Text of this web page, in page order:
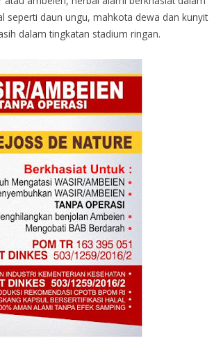
seperti daun ungu, mahkota dewa dan kunyit
dalam tingkatan stadium ringan.